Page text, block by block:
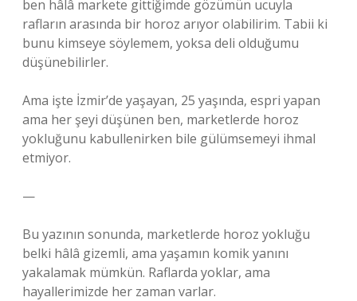
ben hâlâ markete gittiğimde gözümün ucuyla
rafların arasında bir horoz arıyor olabilirim. Tabii ki
bunu kimseye söylemem, yoksa deli olduğumu
düşünebilirler.
Ama işte İzmir’de yaşayan, 25 yaşında, espri yapan
ama her şeyi düşünen ben, marketlerde horoz
yokluğunu kabullenirken bile gülümsemeyi ihmal
etmiyor.
—
Bu yazının sonunda, marketlerde horoz yokluğu
belki hâlâ gizemli, ama yaşamın komik yanını
yakalamak mümkün. Raflarda yoklar, ama
hayallerimizde her zaman varlar.